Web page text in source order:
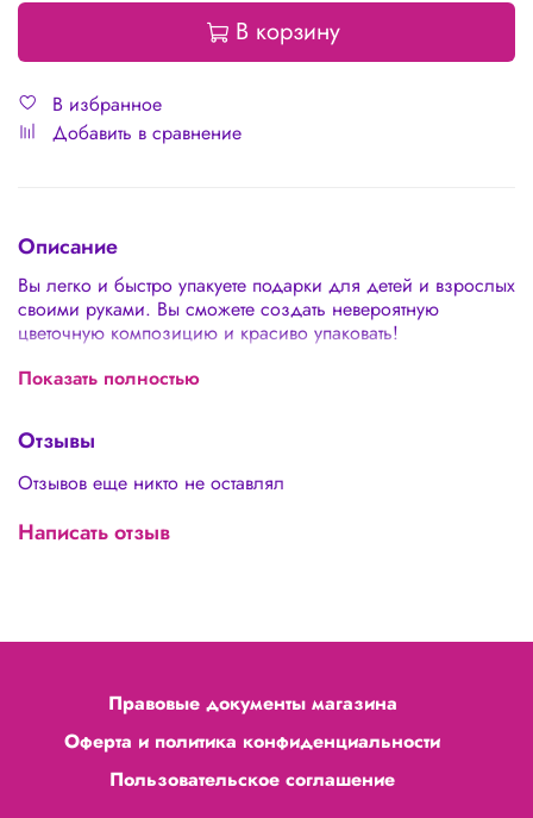
В корзину
В избранное
Добавить в сравнение
Описание
Вы легко и быстро упакуете подарки для детей и взрослых
своими руками. Вы сможете создать невероятную
цветочную композицию и красиво упаковать!
не нужна упаковка в подарочную бумагу
Показать полностью
Отзывы
Отзывов еще никто не оставлял
Написать отзыв
Правовые документы магазина
Оферта и политика конфиденциальности
Пользовательское соглашение